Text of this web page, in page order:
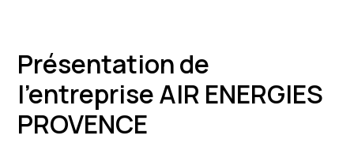
Présentation de
l'entreprise AIR ENERGIES
PROVENCE